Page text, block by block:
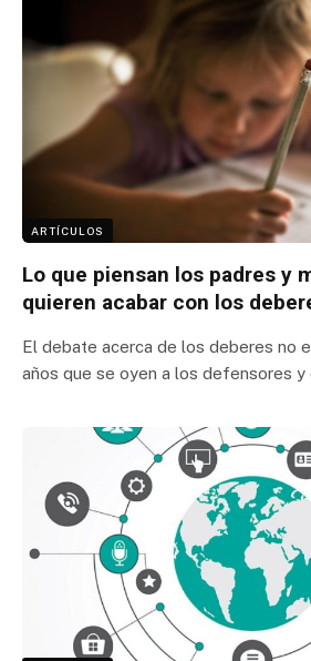
ARTÍCULOS
Lo que piensan los padres y
quieren acabar con los
El debate acerca de los deberes no
años que se oyen a los defensores